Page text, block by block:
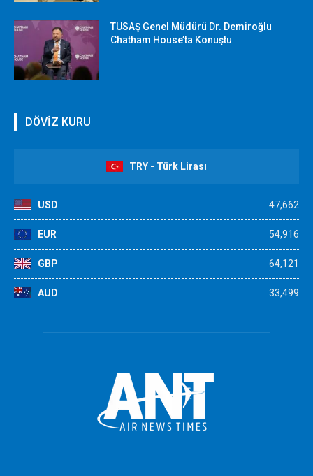
TUSAŞ Genel Müdürü Dr. Demiroğlu
Chatham House’ta Konuştu
DÖVİZ KURU
TRY - Türk Lirası
USD 47,662
EUR 54,916
GBP 64,121
AUD 33,499